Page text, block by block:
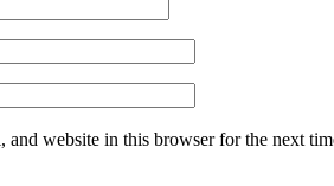
and website in this browser for the next